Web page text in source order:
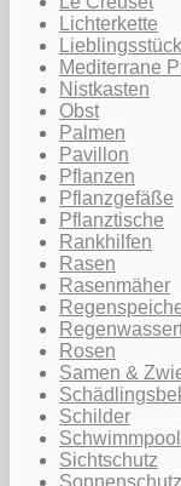
Lichterkette
Mediterrane
Nistkasten
Obst
Palmen
Pavillon
Pflanzen
Pflanzgefäße
Pflanztische
Rankhilfen
Rasen
Rasenmäher
Rosen
Samen &
Schilder
Schwimmpool
Sichtschutz
Sonnenschutz